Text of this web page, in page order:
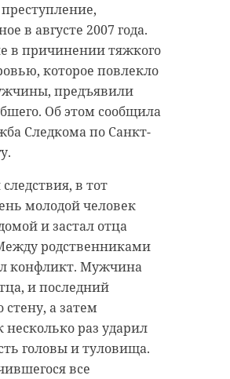
в августе 2007 года.
в причинении тяжкого
которое повлекло
предъявили
Об этом сообщила
Следкома по Санкт-
в тот
молодой человек
и застал отца
родственниками
конфликт. Мужчина
и последний
стену, а затем
несколько раз ударил
головы и туловища.
все